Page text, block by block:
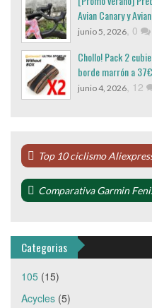
Avian Canary y
junio 5, 2026, 0
Chollo! Pack 2
borde marrón a 37€
junio 4, 2026, 12
Top 10 ciclismo
Comparativa Garmin
Categorias
105 (15)
Acycles (5)